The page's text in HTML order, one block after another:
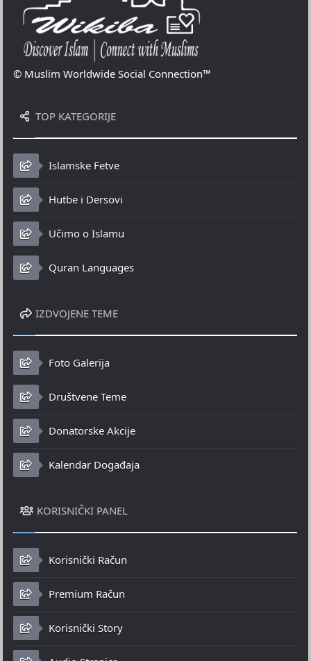
© Muslim Worldwide Social Connection™
TOP KATEGORIJE
Islamske Fetve
Hutbe i Dersovi
Učimo o Islamu
Quran Languages
IZDVOJENE TEME
Foto Galerija
Društvene Teme
Donatorske Akcije
Kalendar Događaja
KORISNIČKI PANEL
Korisnički Račun
Premium Račun
Korisnički Story